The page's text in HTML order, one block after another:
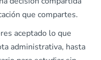
que compartes.
aceptado lo que
administrativa, hasta